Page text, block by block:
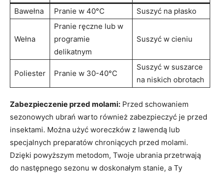
Bawełna
Pranie w 40°C Suszyć ‍na płasko
Wełna
Pranie⁣ ręczne lub ⁣w
⁣programie
delikatnym
Suszyć w cieniu
Poliester Pranie w 30-40°C
Suszyć​ w suszarce
na niskich​ obrotach
Zabezpieczenie przed ⁢molami: Przed ⁤schowaniem
sezonowych⁣ ubrań warto również⁢ zabezpieczyć ‌je⁣ przed
insektami. Można użyć woreczków z ‍lawendą lub
specjalnych preparatów chroniących przed​ molami.
Dzięki powyższym⁢ metodom, Twoje ubrania przetrwają
do następnego sezonu‍ w doskonałym‌ stanie, a Ty